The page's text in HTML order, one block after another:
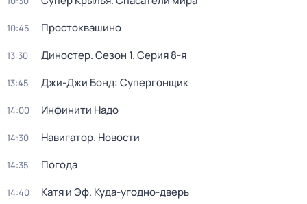
10:45 Простоквашино
13:30 Диностер. Сезон 1. Серия 8-я
13:45 Джи-Джи Бонд: Супергонщик
14:00 Инфинити Надо
14:30 Навигатор. Новости
14:35 Погода
14:40 Катя и Эф. Куда-угодно-дверь